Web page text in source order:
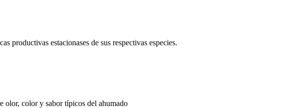
productivas estacionases de sus respectivas especies.
olor, color y sabor típicos del ahumado